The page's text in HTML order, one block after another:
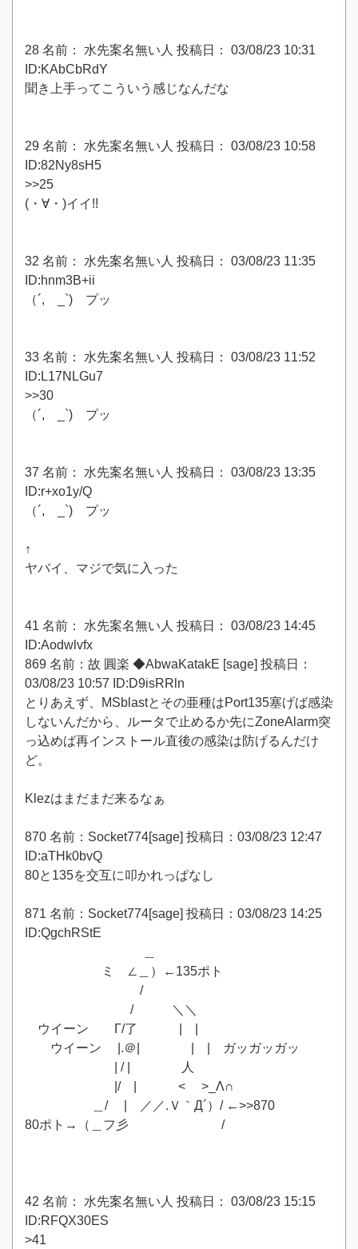
28 名前： 水先案名無い人 投稿日： 03/08/23 10:31
ID:KAbCbRdY
聞き上手ってこういう感じなんだな
29 名前： 水先案名無い人 投稿日： 03/08/23 10:58
ID:82Ny8sH5
>>25
(・∀・)イイ!!
32 名前： 水先案名無い人 投稿日： 03/08/23 11:35
ID:hnm3B+ii
（´, _`)ゝプッ
33 名前： 水先案名無い人 投稿日： 03/08/23 11:52
ID:L17NLGu7
>>30
（´, _`)ゝプッ
37 名前： 水先案名無い人 投稿日： 03/08/23 13:35
ID:r+xo1y/Q
（´, _`)ゝプッ
↑
ヤバイ、マジで気に入った
41 名前： 水先案名無い人 投稿日： 03/08/23 14:45
ID:Aodwlvfx
869 名前：故 圓楽 ◆AbwaKatakE [sage] 投稿日：
03/08/23 10:57 ID:D9isRRln
とりあえず、MSblastとその亜種はPort135塞げば感染
しないんだから、ルータで止めるか先にZoneAlarm突
っ込めば再インストール直後の感染は防げるんだけ
ど。
Klezはまだまだ来るなぁ
870 名前：Socket774[sage] 投稿日：03/08/23 12:47
ID:aTHk0bvQ
80と135を交互に叩かれっぱなし
871 名前：Socket774[sage] 投稿日：03/08/23 14:25
ID:QgchRStE
ミ ∠＿）←135ポト
/
/ ＼＼
ウイーン Γ/了 | |
ウイーン |.＠| | | ガッガッガッ
| / | 人
|/ | < >_Λ∩
＿/ | ／／.Ｖ｀Д´）/ ←>>870
80ポト→（＿フ彡 /
42 名前： 水先案名無い人 投稿日： 03/08/23 15:15
ID:RFQX30ES
>41